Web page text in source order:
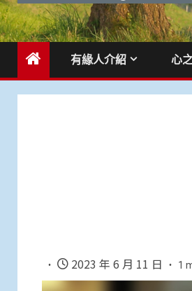
有緣人介紹 心
2023 年 6 月 11 日 1